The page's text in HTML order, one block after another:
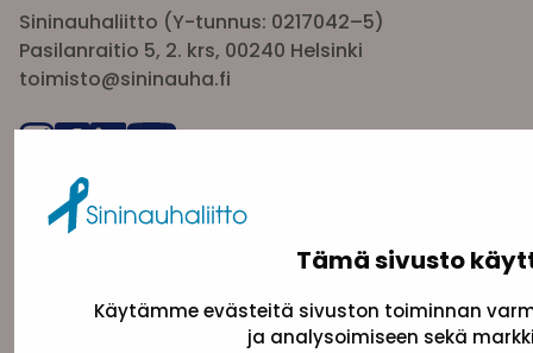
Tämä sivusto
Käytämme evästeitä sivuston toiminnan
ja analysoimiseen sekä
Sininauhaliitto (Y-tunnus: 0217042–5)
Pasilanraitio 5, 2. krs, 00240 Helsinki
toimisto@sininauha.fi